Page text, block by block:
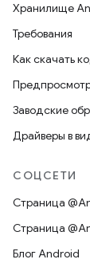
Хранилище
Требования
Как скачать
Заводские
Драйверы в
СОЦСЕТИ
Страница
Страница
Блог Android